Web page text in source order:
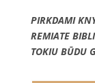
PIRKDAMI
REMIATE
TOKIU BŪDU